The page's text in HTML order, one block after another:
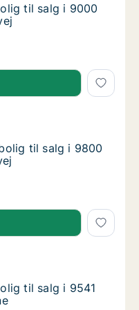
til salg i 9000
til salg i 9000
til salg i 9000
til salg i 9800
i 9800 Hjørring,
til salg i 9800
til salg i 9800
til salg i 9800
til salg i 9541
i 9541 Suldrup, Ved
til salg i 9541
til salg i 9541